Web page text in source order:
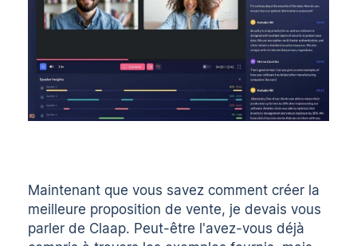
Maintenant que vous savez comment créer la
meilleure proposition de vente, je devais vous
parler de Claap. Peut-être l'avez-vous déjà